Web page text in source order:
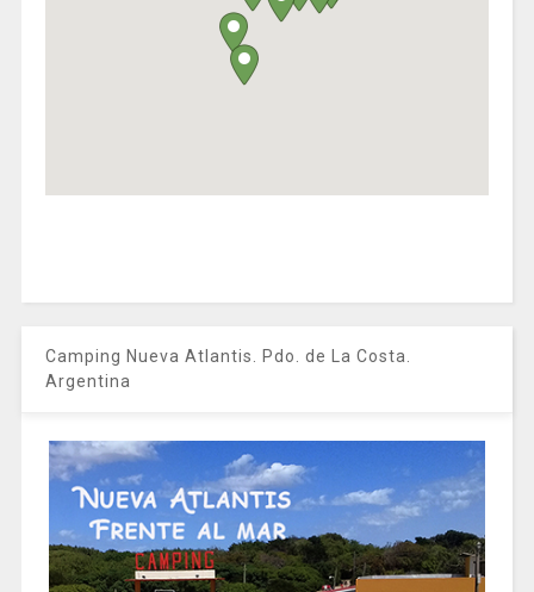
Camping Nueva Atlantis. Pdo. de La Costa.
Argentina